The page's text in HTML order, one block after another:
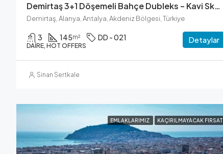
Demirtaş 3+1 Döşemeli Bahçe Dubleks – Kavi Skyland Konut
Demirtaş, Alanya, Antalya, Akdeniz Bölgesi, Türkiye
3 145m² DD - 021
DAIRE, HOT OFFERS
Detaylar
Sinan Sertkale
EMLAKLARIMIZ KAÇIRILMAYACAK FIRSAT